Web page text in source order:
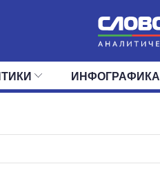
ИНФОГРАФИКА